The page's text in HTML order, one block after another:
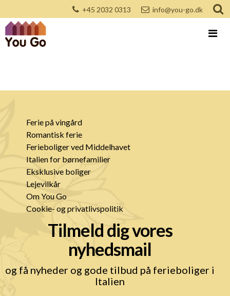
+45 2032 0313 info@you-go.dk
Ferie på vingård
Romantisk ferie
Ferieboliger ved Middelhavet
Italien for børnefamilier
Eksklusive boliger
Lejevilkår
Om You Go
Cookie- og privatlivspolitik
Tilmeld dig vores
nyhedsmail
og få nyheder og gode tilbud på ferieboliger i
Italien